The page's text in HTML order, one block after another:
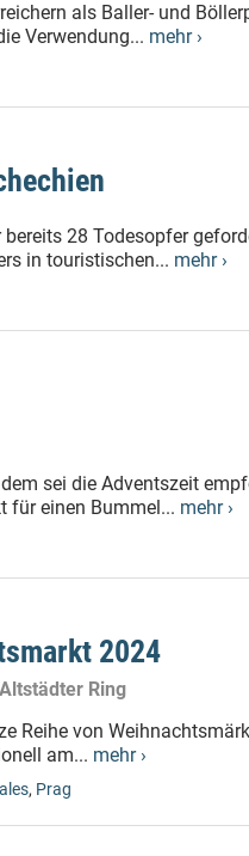
als Baller- und
Verwendung... mehr ›
28 Todesopfer
in touristischen... mehr ›
sei die Adventszeit
für einen Bummel... mehr ›
2024
Ring
Reihe von
am... mehr ›
, Prag